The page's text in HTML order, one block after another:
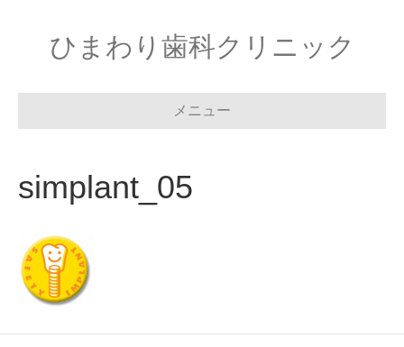
ひまわり歯科クリニック
メニュー
simplant_05